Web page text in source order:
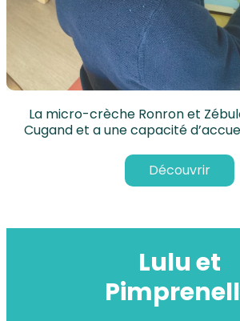
La micro-crèche Ronron et
Cugand et a une capacité
Découvrir
Lulu et